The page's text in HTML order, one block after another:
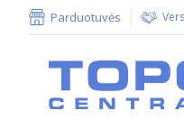
Parduotuvės